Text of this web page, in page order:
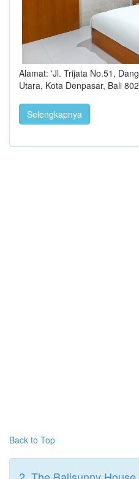
Alamat: 'Jl. Trijata No.51,
Utara, Kota Denpasar, Bali
Selengkapnya
Back to Top